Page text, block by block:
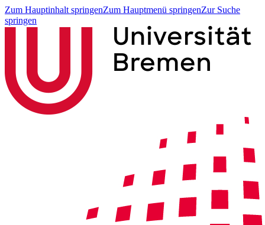
Zum Hauptinhalt springenZum Hauptmenü springenZur Suche
springen